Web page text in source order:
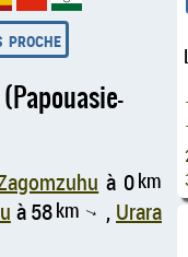
à 0km
à 58km ↑ , Urara